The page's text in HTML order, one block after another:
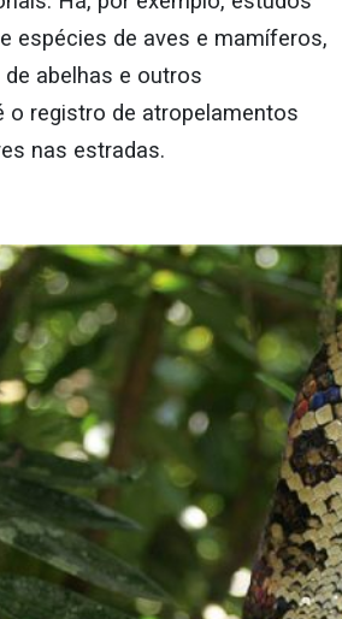
espécies de aves e mamíferos,
abelhas e outros
o registro de atropelamentos
nas estradas.